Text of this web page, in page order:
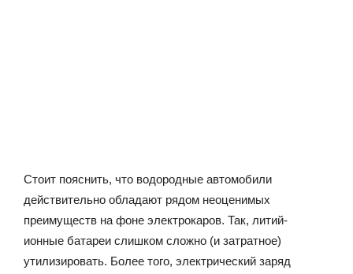
Стоит пояснить, что водородные автомобили
действительно обладают рядом неоценимых
преимуществ на фоне электрокаров. Так, литий-
ионные батареи слишком сложно (и затратное)
утилизировать. Более того, электрический заряд